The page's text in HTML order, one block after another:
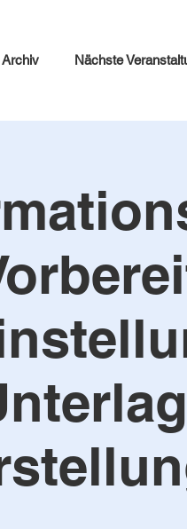
Archiv Nächste